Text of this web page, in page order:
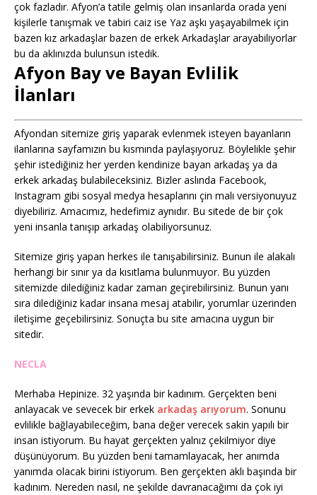
çok fazladır. Afyon’a tatile gelmiş olan insanlarda orada yeni
kişilerle tanışmak ve tabiri caiz ise Yaz aşkı yaşayabilmek için
bazen kız arkadaşlar bazen de erkek Arkadaşlar arayabiliyorlar
bu da aklınızda bulunsun istedik.
Afyon Bay ve Bayan Evlilik
İlanları
Afyondan sitemize giriş yaparak evlenmek isteyen bayanların
ilanlarına sayfamızın bu kısmında paylaşıyoruz. Böylelikle şehir
şehir istediğiniz her yerden kendinize bayan arkadaş ya da
erkek arkadaş bulabileceksiniz. Bizler aslında Facebook,
Instagram gibi sosyal medya hesaplarını çin malı versiyonuyuz
diyebiliriz. Amacımız, hedefimiz aynıdır. Bu sitede de bir çok
yeni insanla tanışıp arkadaş olabiliyorsunuz.
Sitemize giriş yapan herkes ile tanışabilirsiniz. Bunun ile alakalı
herhangi bir sınır ya da kısıtlama bulunmuyor. Bu yüzden
sitemizde dilediğiniz kadar zaman geçirebilirsiniz. Bunun yanı
sıra dilediğiniz kadar insana mesaj atabilir, yorumlar üzerinden
iletişime geçebilirsiniz. Sonuçta bu site amacına uygun bir
sitedir.
NECLA
Merhaba Hepinize. 32 yaşında bir kadınım. Gerçekten beni
anlayacak ve sevecek bir erkek arkadaş arıyorum. Sonunu
evlilikle bağlayabileceğim, bana değer verecek sakin yapılı bir
insan istiyorum. Bu hayat gerçekten yalnız çekilmiyor diye
düşünüyorum. Bu yüzden beni tamamlayacak, her anımda
yanımda olacak birini istiyorum. Ben gerçekten aklı başında bir
kadınım. Nereden nasıl, ne şekilde davranacağımı da çok iyi